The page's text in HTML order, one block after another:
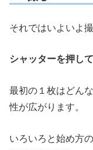
それではいよいよ撮
シャッターを押し
最初の１枚はどん
性が広がります。
いろいろと始め方